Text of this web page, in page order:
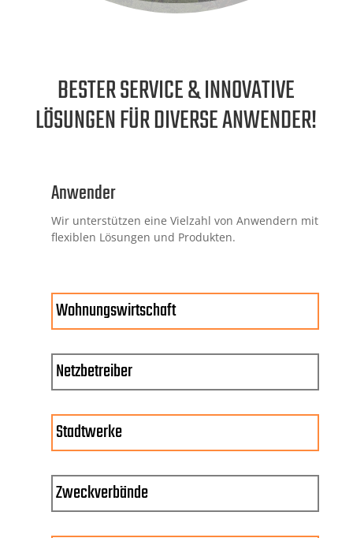
BESTER SERVICE & INNOVATIVE
LÖSUNGEN FÜR DIVERSE ANWENDER!
Anwender
Wir unterstützen eine Vielzahl von Anwendern mit
flexiblen Lösungen und Produkten.
Wohnungswirtschaft
Netzbetreiber
Stadtwerke
Zweckverbände